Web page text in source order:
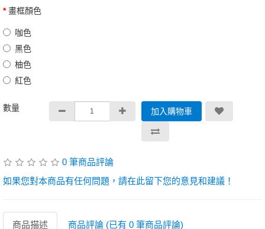
畫框顏色
咖色
黑色
柚色
紅色
數量 加入購物車
0 筆商品評論
如果您對本商品有任何問題，請在此留下您的意見和建議！
商品描述 商品評論 (已有 0 筆商品評論)